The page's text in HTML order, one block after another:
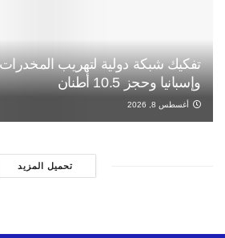
تفكيك شبكة دولية لتهريب
وإسبانيا وحجز 10.5 أطنان
أغسطس 8, 2026
تحميل المزيد